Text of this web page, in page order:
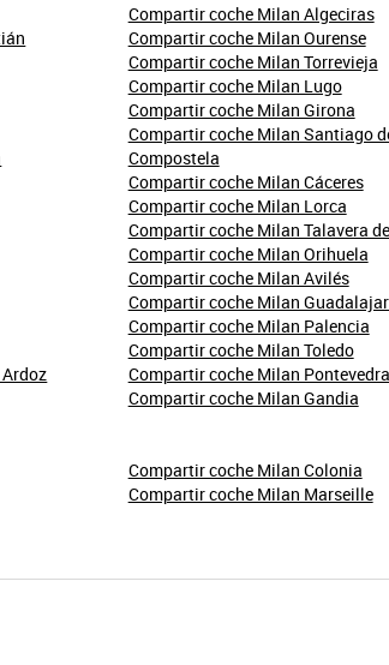
Compartir coche Milan Algeciras
Compartir coche Milan Ourense
Compartir coche Milan Torrevieja
Compartir coche Milan Lugo
Compartir coche Milan Girona
Compartir coche Milan Santiago
Compostela
Compartir coche Milan Cáceres
Compartir coche Milan Lorca
Compartir coche Milan Talavera
Compartir coche Milan Orihuela
Compartir coche Milan Avilés
Compartir coche Milan
Compartir coche Milan Palencia
Compartir coche Milan Toledo
Compartir coche Milan Pontevedra
Compartir coche Milan Gandia
Compartir coche Milan Colonia
Compartir coche Milan Marseille